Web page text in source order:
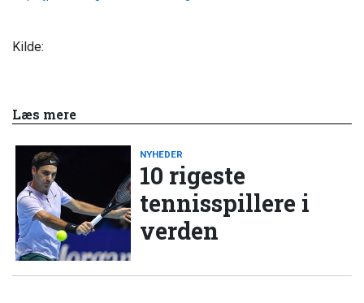
Kilde:
Læs mere
NYHEDER
10 rigeste
tennisspillere i
verden